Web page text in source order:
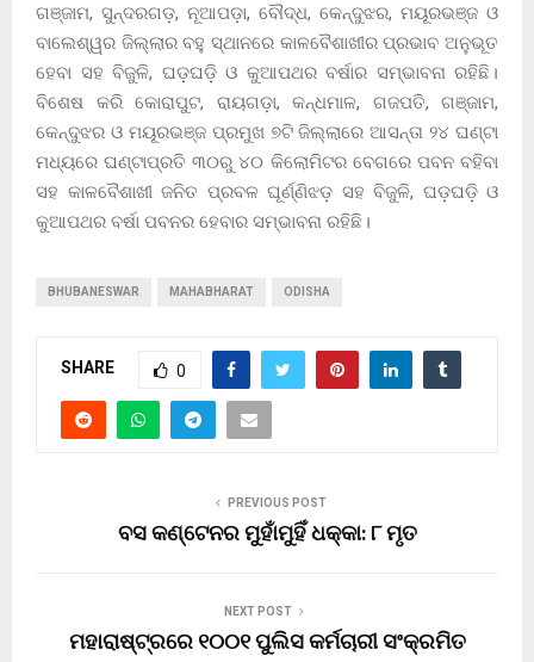
ଗଞ୍ଜାମ, ସୁନ୍ଦରଗଡ଼, ନୂଆପଡ଼ା, ବୌଦ୍ଧ, କେନ୍ଦୁଝର, ମୟୂରଭଞ୍ଜ ଓ
ବାଲେଶ୍ୱର ଜିଲ୍ଲାର ବହୁ ସ୍ଥାନରେ କାଳବୈଶାଖୀର ପ୍ରଭାବ ଅନୁଭୂତ
ହେବା ସହ ବିଜୁଳି, ଘଡ଼ଘଡ଼ି ଓ କୁଆପଥର ବର୍ଷାର ସମ୍ଭାବନା ରହିଛି।
ବିଶେଷ କରି କୋରାପୁଟ, ରାୟଗଡ଼ା, କନ୍ଧମାଳ, ଗଜପତି, ଗଞ୍ଜାମ,
କେନ୍ଦୁଝର ଓ ମୟୂରଭଞ୍ଜ ପ୍ରମୁଖ ୭ଟି ଜିଲ୍ଲାରେ ଆସନ୍ତା ୨୪ ଘଣ୍ଟା
ମଧ୍ୟରେ ଘଣ୍ଟାପ୍ରତି ୩୦ରୁ ୪୦ କିଲୋମିଟର ବେଗରେ ପବନ ବହିବା
ସହ କାଳବୈଶାଖୀ ଜନିତ ପ୍ରବଳ ଘୂର୍ଣ୍ଣିଝଡ଼ ସହ ବିଜୁଳି, ଘଡ଼ଘଡ଼ି ଓ
କୁଆପଥର ବର୍ଷା ପବନର ହେବାର ସମ୍ଭାବନା ରହିଛି।
BHUBANESWAR MAHABHARAT ODISHA
SHARE 0
PREVIOUS POST
ବସ କଣ୍ଟେନର ମୁହାଁମୁହିଁ ଧକ୍କା: ୮ ମୃତ
NEXT POST
ମହାରାଷ୍ଟ୍ରରେ ୧୦୦୧ ପୁଲିସ କର୍ମଚାରୀ ସଂକ୍ରମିତ